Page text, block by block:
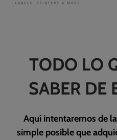
TODO LO
SABER DE
Aquí intentaremos de
simple posible que